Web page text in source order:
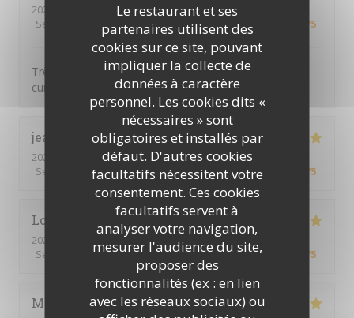
Le restaurant et ses
partenaires utilisent des
cookies sur ce site, pouvant
impliquer la collecte de
données à caractère
personnel. Les cookies dits «
nécessaires » sont
obligatoires et installés par
défaut. D'autres cookies
facultatifs nécessitent votre
consentement. Ces cookies
facultatifs servent à
analyser votre navigation,
mesurer l'audience du site,
proposer des
fonctionnalités (ex : en lien
avec les réseaux sociaux) ou
2026-04-25
- 12:30 - Couverts 2
Service
Ambiance :5/5 Cuisine:5/5 Qualité / Prix /5
Très bon restaurant avec un super concept et une
cuisine de suer qualité !!
jean christophe ou philippeG
2026-04-18
- 12:00 - Couverts 3
Service
/5 Ambiance:5 /5 Cuisine:5/5 Qualité / Prix /5
Loïc
2026-03-27
- 20:00 - Couverts 2
Service
Ambiance 5/5 Cuisine: 5/5 Qualité / Prix /5
Muriel